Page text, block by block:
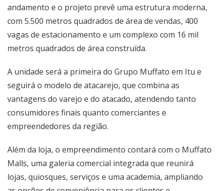
andamento e o projeto prevê uma estrutura moderna,
com 5.500 metros quadrados de área de vendas, 400
vagas de estacionamento e um complexo com 16 mil
metros quadrados de área construída.
A unidade será a primeira do Grupo Muffato em Itu e
seguirá o modelo de atacarejo, que combina as
vantagens do varejo e do atacado, atendendo tanto
consumidores finais quanto comerciantes e
empreendedores da região.
Além da loja, o empreendimento contará com o Muffato
Malls, uma galeria comercial integrada que reunirá
lojas, quiosques, serviços e uma academia, ampliando